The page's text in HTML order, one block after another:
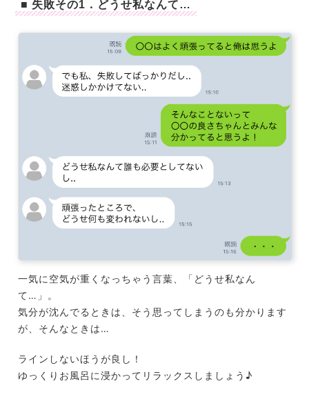
■ 失敗その1．どうせ私なんて…
一気に空気が重くなっちゃう言葉、「どうせ私なん
て…」。
気分が沈んでるときは、そう思ってしまうのも分かります
が、そんなときは…
ラインしないほうが良し！
ゆっくりお風呂に浸かってリラックスしましょう♪